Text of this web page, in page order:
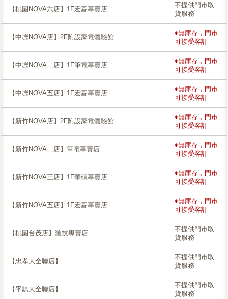
【桃園NOVA六店】1F宏碁專賣店
不提供門市取
貨服務
【中壢NOVA店】2F附設家電體驗館
♦無庫存，門市
可接受客訂
【中壢NOVA二店】1F筆電專賣店
♦無庫存，門市
可接受客訂
【中壢NOVA五店】1F宏碁專賣店
♦無庫存，門市
可接受客訂
【新竹NOVA店】2F附設家電體驗館
♦無庫存，門市
可接受客訂
【新竹NOVA二店】筆電專賣店
♦無庫存，門市
可接受客訂
【新竹NOVA三店】1F華碩專賣店
♦無庫存，門市
可接受客訂
【新竹NOVA五店】1F宏碁專賣店
♦無庫存，門市
可接受客訂
【桃園台茂店】羅技專賣店
不提供門市取
貨服務
【忠孝大全聯店】
不提供門市取
貨服務
【平鎮大全聯店】
不提供門市取
貨服務